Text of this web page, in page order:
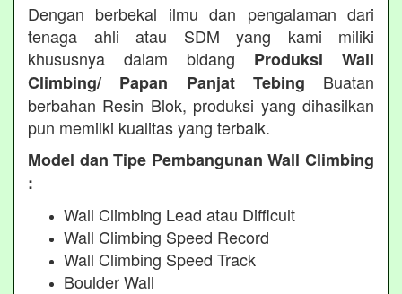
Dengan berbekal ilmu dan pengalaman dari
tenaga ahli atau SDM yang kami miliki
khususnya dalam bidang Produksi Wall
Climbing/ Papan Panjat Tebing Buatan
berbahan Resin Blok, produksi yang dihasilkan
pun memilki kualitas yang terbaik.
Model dan Tipe Pembangunan Wall Climbing
:
Wall Climbing Lead atau Difficult
Wall Climbing Speed Record
Wall Climbing Speed Track
Boulder Wall